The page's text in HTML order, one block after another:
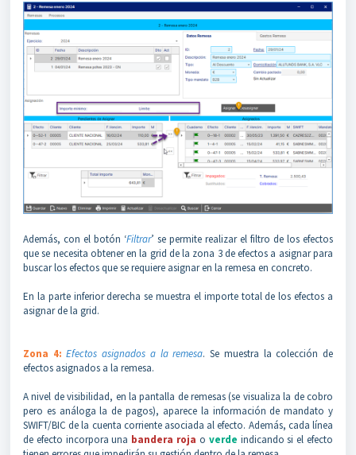
Además, con el botón ‘Filtrar’ se permite realizar el filtro de los efectos
que se necesita obtener en la grid de la zona 3 de efectos a asignar para
buscar los efectos que se requiere asignar en la remesa en concreto.
En la parte inferior derecha se muestra el importe total de los efectos a
asignar de la grid.
Zona 4: Efectos asignados a la remesa. Se muestra la colección de
efectos asignados a la remesa.
A nivel de visibilidad, en la pantalla de remesas (se visualiza la de cobro
pero es análoga la de pagos), aparece la información de mandato y
SWIFT/BIC de la cuenta corriente asociada al efecto. Además, cada línea
de efecto incorpora una bandera roja o verde indicando si el efecto